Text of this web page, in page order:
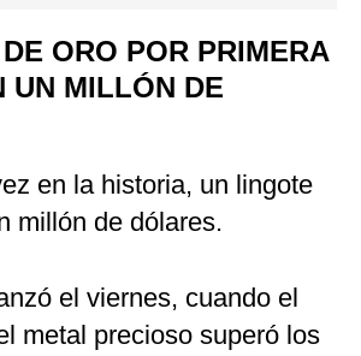
ORO POR PRIMERA
UN MILLÓN DE
en la historia, un lingote
millón de dólares.
el viernes, cuando el
metal precioso superó los